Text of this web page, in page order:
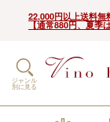
22,000円以上送料無
【通常880円、夏季
ジャンル
別に見る